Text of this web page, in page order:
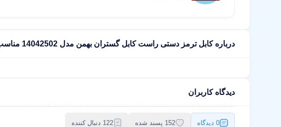
درباره کابل ترمز دستی راست کابل گستران بهمن مدل 14042502 مناسب برای هایما s7
دیدگاه کاربران
0 دیدگاه 152 پسند شده 122 دنبال کننده